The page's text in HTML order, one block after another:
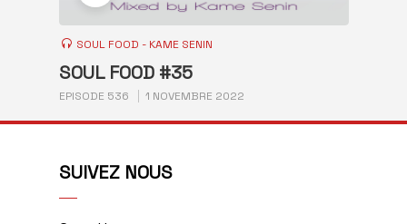
SOUL FOOD - KAME SENIN
SOUL FOOD #35
EPISODE 536 1 NOVEMBRE 2022
SUIVEZ NOUS